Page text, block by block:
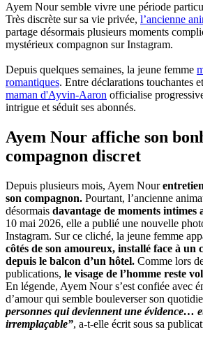
Ayem Nour semble vivre une période
Très discrète sur sa vie privée, l’ancienne
partage désormais plusieurs moments
mystérieux compagnon sur Instagram.
Depuis quelques semaines, la jeune femme
romantiques. Entre déclarations touchantes
maman d'Ayvin-Aaron officialise
intrigue et séduit ses abonnés.
Ayem Nour affiche son
compagnon discret
Depuis plusieurs mois, Ayem Nour
son compagnon. Pourtant, l’ancienne
désormais davantage de moments intimes
10 mai 2026, elle a publié une nouvelle
Instagram. Sur ce cliché, la jeune femme
côtés de son amoureux, installé face à un
depuis le balcon d’un hôtel. Comme lors
publications, le visage de l’homme reste
En légende, Ayem Nour s’est confiée avec
d’amour qui semble bouleverser son
personnes qui deviennent une évidence…
irremplaçable”, a-t-elle écrit sous sa